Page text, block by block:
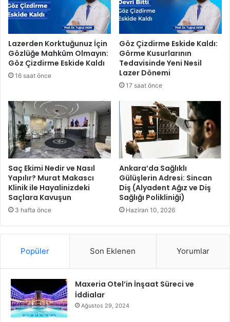
l
i
e
f
s
p
t
i
k
s
o
r
u
n
u
t
a
ş
Lazerden Korktuğunuz İçin
Gözlüğe Mahkûm Olmayın:
Göz Çizdirme Eskide Kaldı
16 saat önce
Göz Çizdirme Eskide Kaldı:
Görme Kusurlarının
Tedavisinde Yeni Nesil
Lazer Dönemi
17 saat önce
Saç Ekimi Nedir ve Nasıl
Yapılır? Murat Makascı
Klinik ile Hayalinizdeki
Saçlara Kavuşun
3 hafta önce
Ankara’da Sağlıklı
Gülüşlerin Adresi: Sincan
Diş (Alyadent Ağız ve Diş
Sağlığı Polikliniği)
Haziran 10, 2026
Popüler Son Eklenen Yorumlar
Maxeria Otel’in İnşaat Süreci ve
İddialar
Ağustos 29, 2024